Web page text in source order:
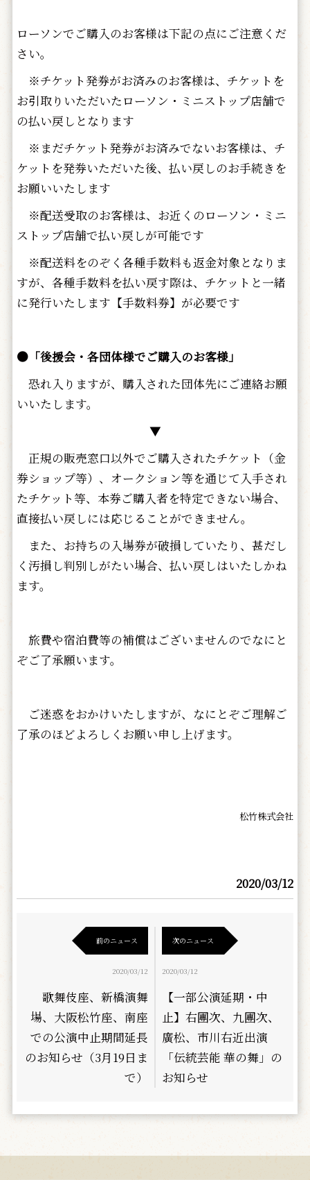
ローソンでご購入のお客様は下記の点にご注意くだ
さい。
※チケット発券がお済みのお客様は、チケットを
お引取りいただいたローソン・ミニストップ店舗で
の払い戻しとなります
※まだチケット発券がお済みでないお客様は、チ
ケットを発券いただいた後、払い戻しのお手続きを
お願いいたします
※配送受取のお客様は、お近くのローソン・ミニ
ストップ店舗で払い戻しが可能です
※配送料をのぞく各種手数料も返金対象となりま
すが、各種手数料を払い戻す際は、チケットと一緒
に発行いたします【手数料券】が必要です
●「後援会・各団体様でご購入のお客様」
恐れ入りますが、購入された団体先にご連絡お願
いいたします。
▼
正規の販売窓口以外でご購入されたチケット（金
券ショップ等）、オークション等を通じて入手され
たチケット等、本券ご購入者を特定できない場合、
直接払い戻しには応じることができません。
また、お持ちの入場券が破損していたり、甚だし
く汚損し判別しがたい場合、払い戻しはいたしかね
ます。
旅費や宿泊費等の補償はございませんのでなにと
ぞご了承願います。
ご迷惑をおかけいたしますが、なにとぞご理解ご
了承のほどよろしくお願い申し上げます。
松竹株式会社
2020/03/12
前のニュース
2020/03/12
歌舞伎座、新橋演舞
場、大阪松竹座、南座
での公演中止期間延長
のお知らせ（3月19日ま
で）
次のニュース
2020/03/12
【一部公演延期・中
止】右團次、九團次、
廣松、市川右近出演
「伝統芸能 華の舞」の
お知らせ